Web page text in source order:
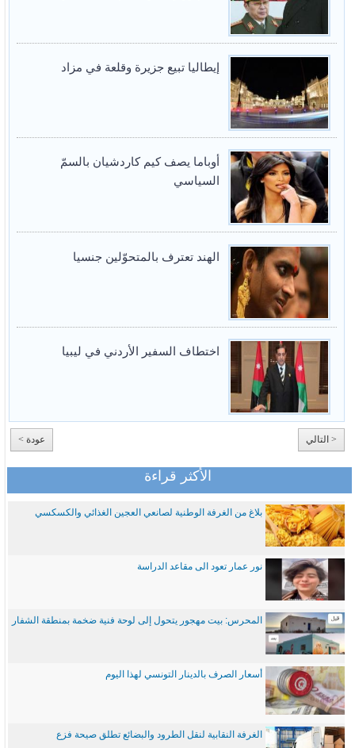
إيطاليا تبيع جزيرة وقلعة في مزاد
أوباما يصف كيم كاردشيان بالسمّ
السياسي
الهند تعترف بالمتحوّلين جنسيا
اختطاف السفير الأردني في ليبيا
عودة > < التالي
الأكثر قراءة
بلاغ من الغرفة الوطنية لصانعي العجين الغذائي والكسكسي
نور عمار تعود الى مقاعد الدراسة
المحرس: بيت مهجور يتحول إلى لوحة فنية ضخمة بمنطقة الشفار
أسعار الصرف بالدينار التونسي لهذا اليوم
الغرفة النقابية لنقل الطرود والبضائع تطلق صيحة فزع